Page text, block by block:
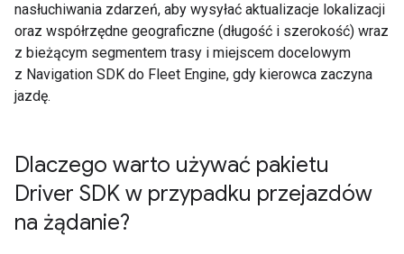
nasłuchiwania zdarzeń, aby wysyłać aktualizacje lokalizacji
oraz współrzędne geograficzne (długość i szerokość) wraz
z bieżącym segmentem trasy i miejscem docelowym
z Navigation SDK do Fleet Engine, gdy kierowca zaczyna
jazdę.
Dlaczego warto używać pakietu
Driver SDK w przypadku przejazdów
na żądanie?